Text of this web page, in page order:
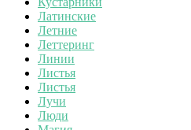
Латинские
Летние
Леттеринг
Линии
Листья
Листья
Лучи
Люди